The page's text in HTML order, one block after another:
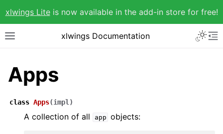
xlwings Liteis now available in the add-in store for free!
xlwings Documentation
Apps
class Apps(impl )
A collection of all app objects: